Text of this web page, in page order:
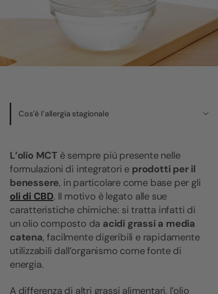
Cos’è l’allergia stagionale
L’olio MCT è sempre più presente nelle
formulazioni di integratori e prodotti per il
benessere, in particolare come base per gli
oli di CBD. Il motivo è legato alle sue
caratteristiche chimiche: si tratta infatti di
un olio composto da acidi grassi a media
catena, facilmente digeribili e rapidamente
utilizzabili dall’organismo come fonte di
energia.
A differenza di altri grassi alimentari, l’olio